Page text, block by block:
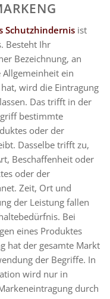
Schutzhindernis ist
Besteht Ihr
Bezeichnung, an
Allgemeinheit ein
wird die Eintragung
Das trifft in der
bestimmte
oder der
Dasselbe trifft zu,
Beschaffenheit oder
oder der
Zeit, Ort und
der Leistung fallen
Bei
eines Produktes
hat der gesamte Markt
der Begriffe. In
wird nur in
durch